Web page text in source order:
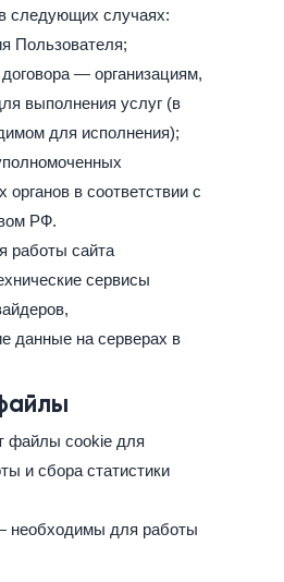
следующих случаях:
Пользователя;
— организациям,
выполнения услуг (в
для исполнения);
органов в соответствии с
РФ.
работы сайта
сервисы
данные на серверах в
файлы cookie для
и сбора статистики
необходимы для работы